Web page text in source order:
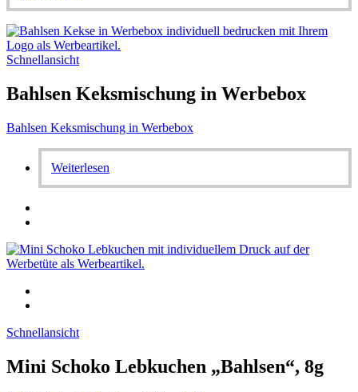
Schnellansicht
Bahlsen Keksmischung in Werbebox
Bahlsen Keksmischung in Werbebox
Weiterlesen
Schnellansicht
Mini Schoko Lebkuchen „Bahlsen“, 8g